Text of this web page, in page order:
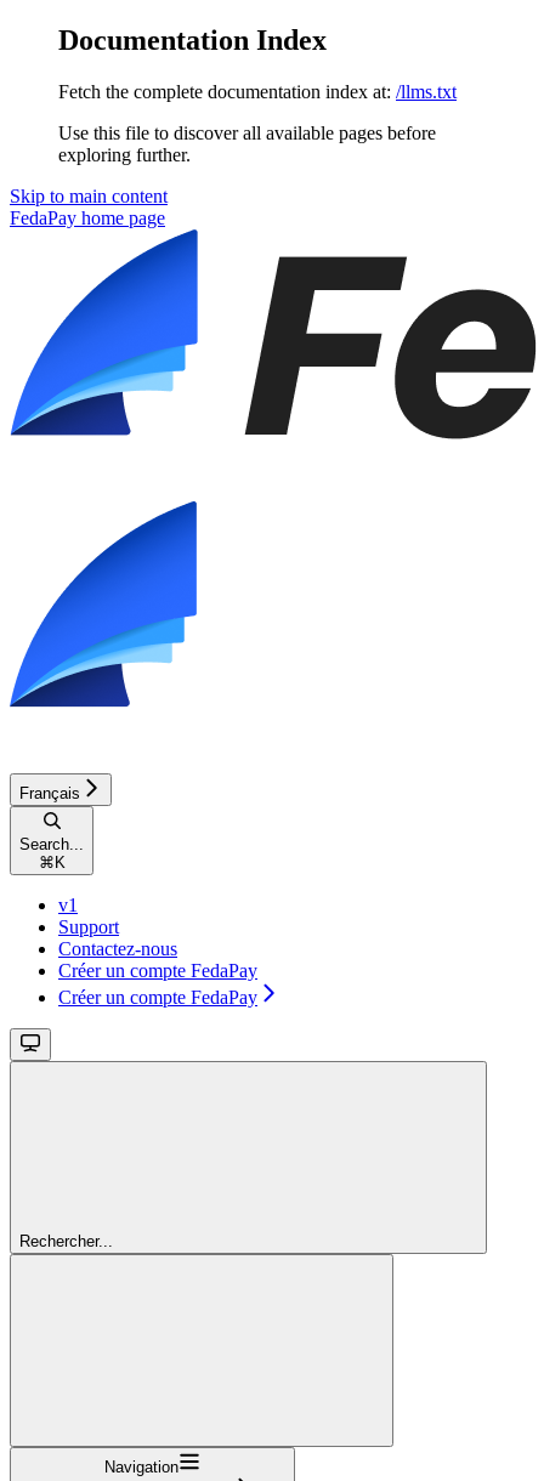
Documentation Index
Fetch the complete documentation index at: /llms.txt
Use this file to discover all available pages before
exploring further.
Skip to main content
FedaPay home page
Français
Search...
⌘ K
v1
Support
Contactez-nous
Créer un compte FedaPay
Créer un compte FedaPay
Rechercher...
Navigation